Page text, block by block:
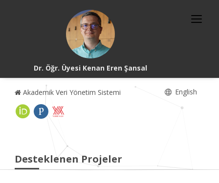
Dr. Öğr. Üyesi Kenan Eren Şansal
Akademik Veri Yönetim Sistemi English
Desteklenen Projeler